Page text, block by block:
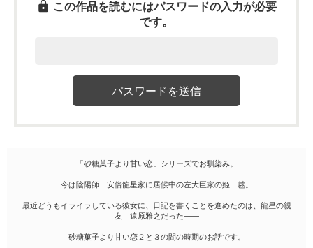
この作品を読むにはパスワードの入力が必要
です。
「砂糖菓子より甘い恋」シリーズでお馴染み。
今は陰陽師 安倍龍星家に居候中の左大臣家の姫 毬。
最近どうもイライラしている彼女に、日記を書くことを進めたのは、龍星の親
友 遠原雅之だった――
砂糖菓子より甘い恋２と３の間の時期のお話です。